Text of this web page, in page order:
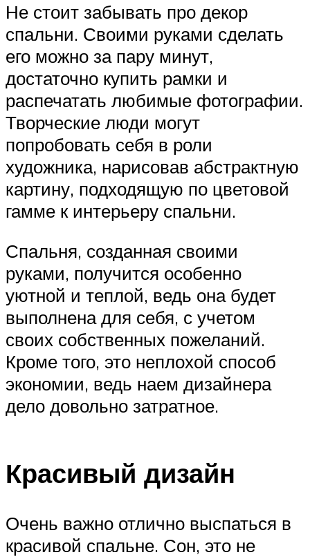
Не стоит забывать про декор
спальни. Своими руками сделать
его можно за пару минут,
достаточно купить рамки и
распечатать любимые фотографии.
Творческие люди могут
попробовать себя в роли
художника, нарисовав абстрактную
картину, подходящую по цветовой
гамме к интерьеру спальни.
Спальня, созданная своими
руками, получится особенно
уютной и теплой, ведь она будет
выполнена для себя, с учетом
своих собственных пожеланий.
Кроме того, это неплохой способ
экономии, ведь наем дизайнера
дело довольно затратное.
Красивый дизайн
Очень важно отлично выспаться в
красивой спальне. Сон, это не